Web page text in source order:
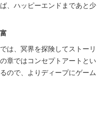
、ハッピーエンドまであと少
は、冥界を探険してストーリ
章ではコンセプトアートとい
ので、よりディープにゲーム